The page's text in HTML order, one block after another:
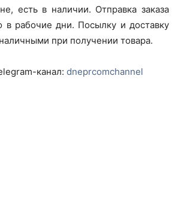
есть в наличии. Отправка заказа
в рабочие дни. Посылку и доставку
при получении товара.
канал: dneprcomchannel